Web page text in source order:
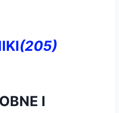
(205)
I